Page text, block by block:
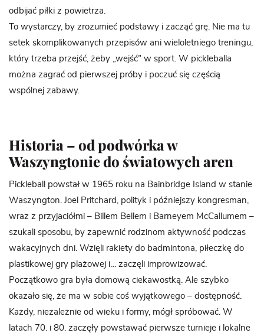
odbijać piłki z powietrza.
To wystarczy, by zrozumieć podstawy i zacząć grę. Nie ma tu
setek skomplikowanych przepisów ani wieloletniego treningu,
który trzeba przejść, żeby „wejść” w sport. W pickleballa
można zagrać od pierwszej próby i poczuć się częścią
wspólnej zabawy.
Historia – od podwórka w
Waszyngtonie do światowych aren
Pickleball powstał w 1965 roku na Bainbridge Island w stanie
Waszyngton. Joel Pritchard, polityk i późniejszy kongresman,
wraz z przyjaciółmi – Billem Bellem i Barneyem McCallumem –
szukali sposobu, by zapewnić rodzinom aktywność podczas
wakacyjnych dni. Wzięli rakiety do badmintona, piłeczkę do
plastikowej gry plażowej i… zaczęli improwizować.
Początkowo gra była domową ciekawostką. Ale szybko
okazało się, że ma w sobie coś wyjątkowego – dostępność.
Każdy, niezależnie od wieku i formy, mógł spróbować. W
latach 70. i 80. zaczęły powstawać pierwsze turnieje i lokalne